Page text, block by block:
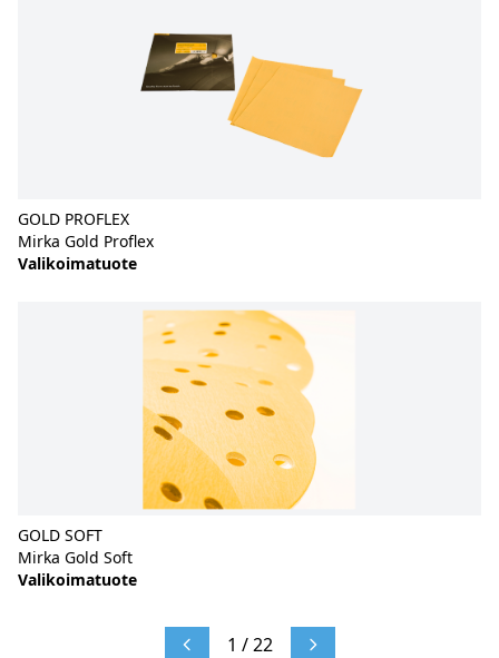
GOLD PROFLEX
Mirka Gold Proflex
Valikoimatuote
GOLD SOFT
Mirka Gold Soft
Valikoimatuote
1 / 22